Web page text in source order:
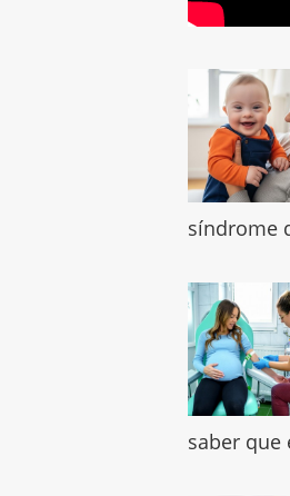
síndrome
saber que